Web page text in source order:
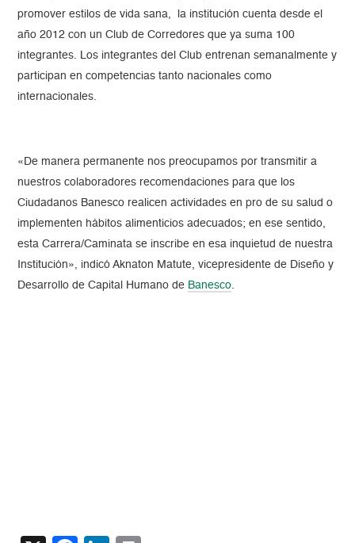
promover estilos de vida sana, la institución cuenta desde el
año 2012 con un Club de Corredores que ya suma 100
integrantes. Los integrantes del Club entrenan semanalmente y
participan en competencias tanto nacionales como
internacionales.
«De manera permanente nos preocupamos por transmitir a
nuestros colaboradores recomendaciones para que los
Ciudadanos Banesco realicen actividades en pro de su salud o
implementen hábitos alimenticios adecuados; en ese sentido,
esta Carrera/Caminata se inscribe en esa inquietud de nuestra
Institución», indicó Aknaton Matute, vicepresidente de Diseño y
Desarrollo de Capital Humano de Banesco.